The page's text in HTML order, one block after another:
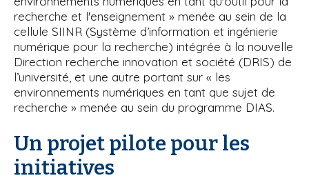
recherche et l'enseignement » menée au sein de la
cellule SIINR (Système d’information et ingénierie
numérique pour la recherche) intégrée à la nouvelle
Direction recherche innovation et société (DRIS) de
l’université, et une autre portant sur « les
environnements numériques en tant que sujet de
recherche » menée au sein du programme DIAS.
Un projet pilote pour les
initiatives